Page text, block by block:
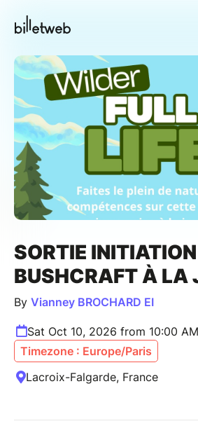
SORTIE INITIATION
BUSHCRAFT À LA
By Vianney BROCHARD EI
Sat Oct 10, 2026 from 10:00
Timezone : Europe/Paris
Lacroix-Falgarde, France